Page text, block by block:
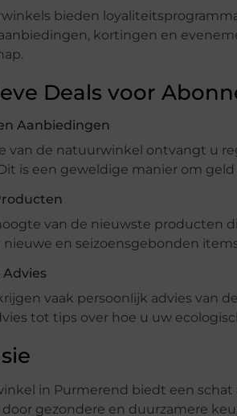
bieden
kortingen en
Deals voor
Aanbiedingen
van de natuurwinkel ontvangt u
is een geweldige manier om
van de nieuwste producten
en seizoensgebonden
vaak persoonlijk advies van
tot tips over hoe u uw
in Purmerend biedt een
gezondere en duurzamere